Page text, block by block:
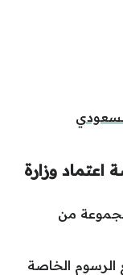
وزارة
من
الخاصة